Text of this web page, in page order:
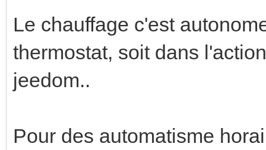
Le chauffage c'est
thermostat, soit dans
jeedom..
Pour des automatisme